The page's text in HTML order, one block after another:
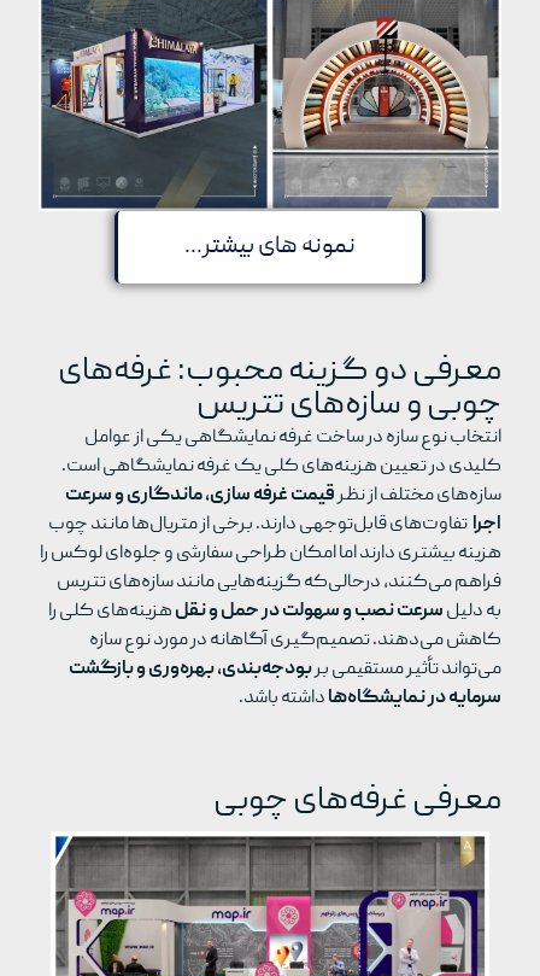
نمونه های بیشتر...
معرفی دو گزینه محبوب: غرفه‌های
چوبی و سازه‌های تتریس
انتخاب نوع سازه در ساخت غرفه نمایشگاهی یکی از عوامل
کلیدی در تعیین هزینه‌های کلی یک غرفه نمایشگاهی است.
سازه‌های مختلف از نظرقیمت غرفه سازی، ماندگاری و سرعت
اجرا تفاوت‌های قابل‌توجهی دارند. برخی از متریال‌ها مانند چوب
هزینه بیشتری دارند اما امکان طراحی سفارشی و جلوه‌ای لوکس را
فراهم می‌کنند، درحالی‌که گزینه‌هایی مانند سازه‌های تتریس
به دلیلسرعت نصب و سهولت در حمل و نقلهزینه‌های کلی را
کاهش می‌دهند. تصمیم‌گیری آگاهانه در مورد نوع سازه
می‌تواند تأثیر مستقیمی بربودجه‌بندی، بهره‌وری و بازگشت
سرمایه در نمایشگاه‌هاداشته باشد.
معرفی غرفه‌های چوبی